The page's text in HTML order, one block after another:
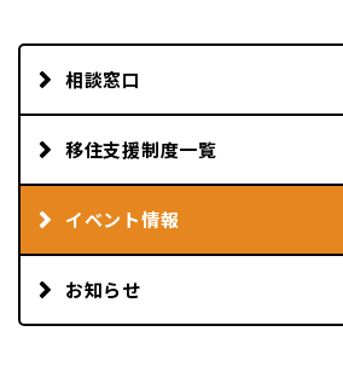
相談窓口
移住支援制度一覧
イベント情報
お知らせ